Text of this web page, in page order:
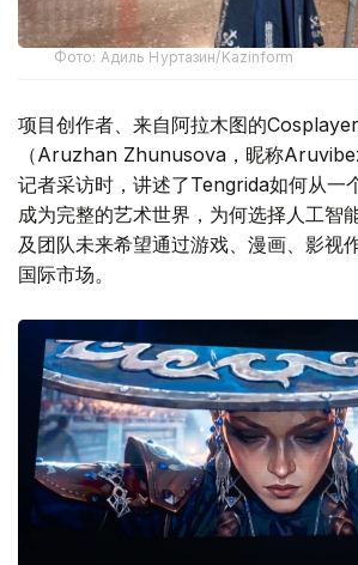
Фото: Адиль Нуртазин/Kazinform
项目创作者、来自阿拉木图的
（Aruzhan Zhunusova，昵称
记者采访时，讲述了Tengrida如何从一
成为完整的艺术世界，为何选择人工智
及团队未来希望通过游戏、漫画、影视
国际市场。